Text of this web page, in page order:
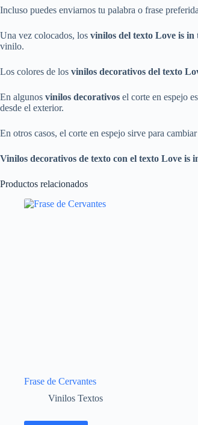
Incluso puedes enviarnos tu palabra o frase
Una vez colocados, los vinilos del texto Love is in
vinilo.
Los colores de los vinilos decorativos del texto
En algunos vinilos decorativos el corte en espejo
desde el exterior.
En otros casos, el corte en espejo sirve para
Vinilos decorativos de texto con el texto Love is
Productos relacionados
Frase de Cervantes
Vinilos Textos